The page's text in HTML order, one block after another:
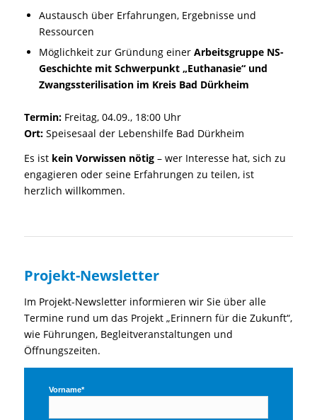
Austausch über Erfahrungen, Ergebnisse und
Ressourcen
Möglichkeit zur Gründung einer Arbeitsgruppe NS-
Geschichte mit Schwerpunkt „Euthanasie“ und
Zwangssterilisation im Kreis Bad Dürkheim
Termin:Freitag, 04.09., 18:00 Uhr
Ort:Speisesaal der Lebenshilfe Bad Dürkheim
Es ist kein Vorwissen nötig– wer Interesse hat, sich zu
engagieren oder seine Erfahrungen zu teilen, ist
herzlich willkommen.
Projekt-Newsletter
Im Projekt-Newsletter informieren wir Sie über alle
Termine rund um das Projekt „Erinnern für die Zukunft“,
wie Führungen, Begleitveranstaltungen und
Öffnungszeiten.
Vorname*